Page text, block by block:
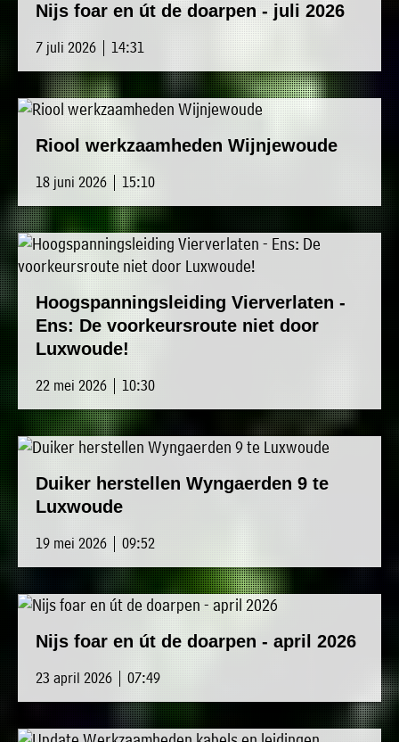
Nijs foar en út de doarpen - juli 2026
7 juli 2026 | 14:31
Riool werkzaamheden Wijnjewoude
18 juni 2026 | 15:10
Hoogspanningsleiding Vierverlaten -
Ens: De voorkeursroute niet door
Luxwoude!
22 mei 2026 | 10:30
Duiker herstellen Wyngaerden 9 te
Luxwoude
19 mei 2026 | 09:52
Nijs foar en út de doarpen - april 2026
23 april 2026 | 07:49